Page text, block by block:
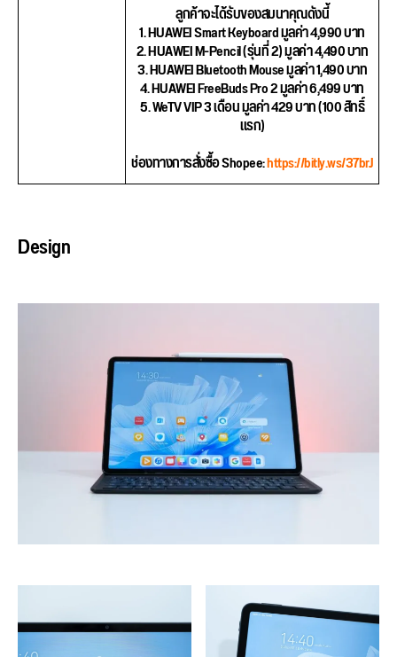
ลูกค้าจะได้รับของสมนาคุณดังนี้
1. HUAWEI Smart Keyboard มูลค่า 4,990 บาท
2. HUAWEI M-Pencil (รุ่นที่ 2) มูลค่า 4,490 บาท
3. HUAWEI Bluetooth Mouse มูลค่า 1,490 บาท
4. HUAWEI FreeBuds Pro 2 มูลค่า 6,499 บาท
5. WeTV VIP 3 เดือน มูลค่า 429 บาท (100 สิทธิ์
แรก)
ช่องทางการสั่งซื้อ Shopee:https://bitly.ws/37brJ
Design